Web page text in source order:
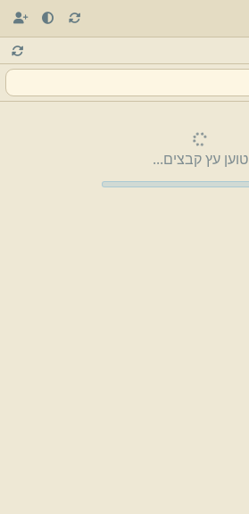
טוען עץ קבצים...